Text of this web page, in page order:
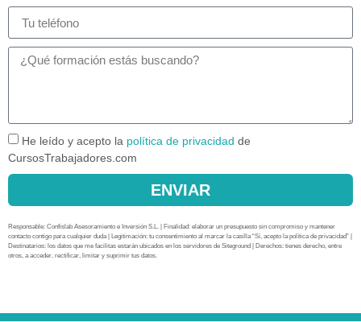
He leído y acepto la política de privacidad de
CursosTrabajadores.com
ENVIAR
Responsable: Confislab Asesoramiento e Inversión S.L. | Finalidad: elaborar un presupuesto sin compromiso y mantener
contacto contigo para cualquier duda | Legitimación: tu consentimiento al marcar la casilla “Sí, acepto la política de privacidad” |
Destinatarios: los datos que me facilitas estarán ubicados en los servidores de Siteground | Derechos: tienes derecho, entre
otros, a acceder, rectificar, limitar y suprimir tus datos.